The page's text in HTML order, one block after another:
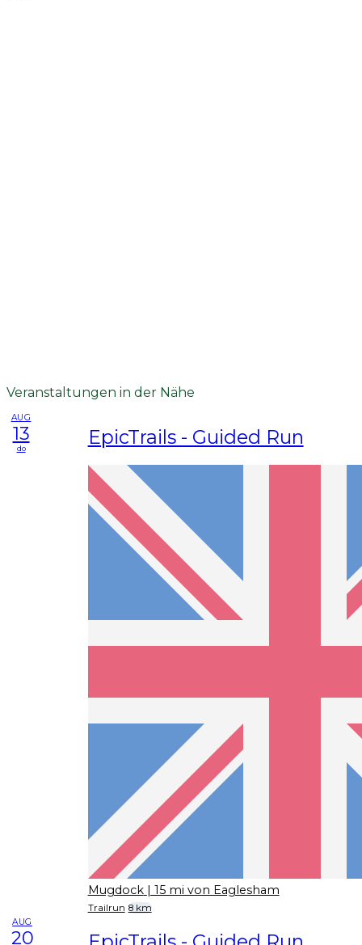
Veranstaltungen in der Nähe
AUG
13
do EpicTrails - Guided Run
Mugdock | 15 mi von Eaglesham
Trailrun 8 km
AUG
20